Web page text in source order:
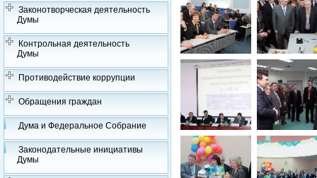
Законотворческая деятельность
Думы
Контрольная деятельность
Думы
Противодействие коррупции
Обращения граждан
Дума и Федеральное Собрание
Законодательные инициативы
Думы